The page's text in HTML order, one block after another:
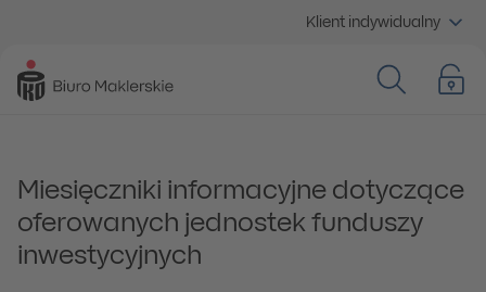
Klient indywidualny
Miesięczniki informacyjne dotyczące
oferowanych jednostek funduszy
inwestycyjnych